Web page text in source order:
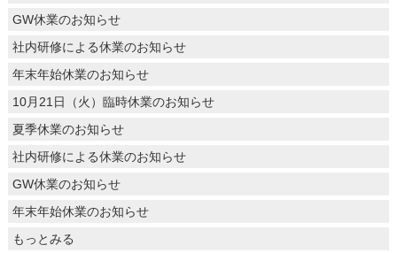
GW休業のお知らせ
社内研修による休業のお知らせ
年末年始休業のお知らせ
10月21日（火）臨時休業のお知らせ
夏季休業のお知らせ
社内研修による休業のお知らせ
GW休業のお知らせ
年末年始休業のお知らせ
もっとみる